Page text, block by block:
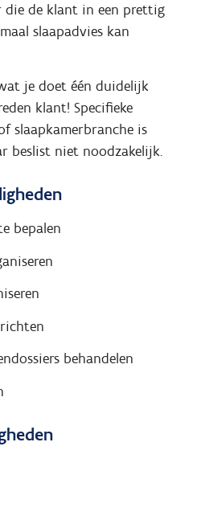
die de klant in een prettig
slaapadvies kan
je doet één duidelijk
klant! Specifieke
slaapkamerbranche is
beslist niet noodzakelijk.
bepalen
behandelen